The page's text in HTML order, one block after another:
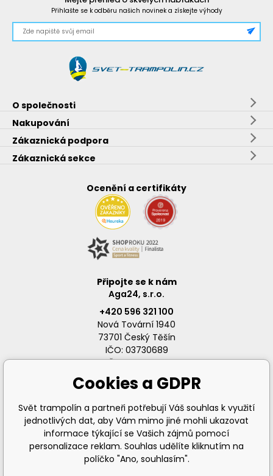
Přihlašte se k odběru našich novinek a získejte výhody
O společnosti
Nakupování
Zákaznická podpora
Zákaznická sekce
Ocenění a certifikáty
Připojte se k nám
Aga24, s.r.o.
+420 596 321 100
Nová Tovární 1940
73701 Český Těšín
IČO: 03730689
DIČ: CZ03730689
info@svet-trampolin.cz
Cookies a GDPR
Svět trampolín a partneři potřebují Váš souhlas k využití
jednotlivých dat, aby Vám mimo jiné mohli ukazovat
informace týkající se Vašich zájmů pomocí
personalizace reklam. Souhlas udělíte kliknutím na
políčko "Ano, souhlasím".